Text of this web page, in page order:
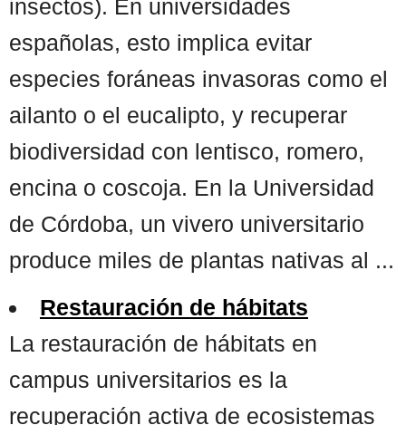
insectos). En universidades
españolas, esto implica evitar
especies foráneas invasoras como el
ailanto o el eucalipto, y recuperar
biodiversidad con lentisco, romero,
encina o coscoja. En la Universidad
de Córdoba, un vivero universitario
produce miles de plantas nativas al ...
Restauración de hábitats
La restauración de hábitats en
campus universitarios es la
recuperación activa de ecosistemas